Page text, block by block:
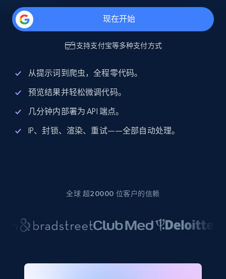
现在开始
支持支付宝等多种支付方式
从提示词到爬虫，全程零代码。
预览结果并轻松微调代码。
几分钟内部署为 API 端点。
IP、封锁、渲染、重试——全部自动处理。
全球 超20000 位客户的信赖